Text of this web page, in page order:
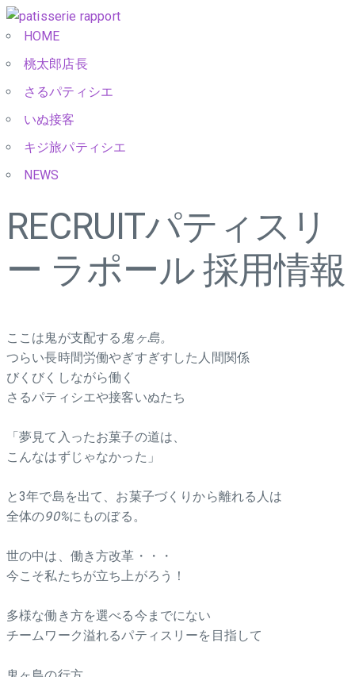
HOME
桃太郎店長
さるパティシエ
いぬ接客
キジ旅パティシエ
NEWS
RECRUITパティスリ
ー ラポール 採用情報
ここは鬼が支配する 鬼ヶ島。
つらい長時間労働やぎすぎすした人間関係
びくびくしながら働く
さるパティシエや接客いぬたち
「夢見て入ったお菓子の道は、
こんなはずじゃなかった」
と3年で島を出て、お菓子づくりから離れる人は
全体の90%にものぼる。
世の中は、働き方改革・・・
今こそ私たちが立ち上がろう！
多様な働き方を選べる今までにない
チームワーク溢れるパティスリーを目指して